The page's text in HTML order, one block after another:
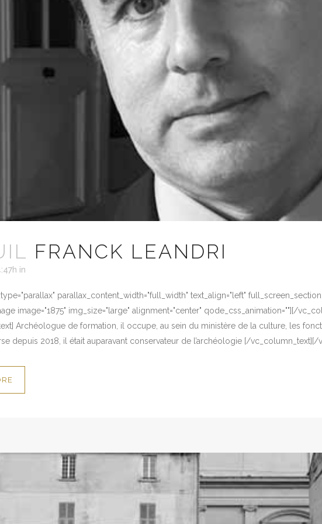
FRANCK LEANDRI
in
parallax_content_width="full_width" text_align="left"
image="1875" img_size="large" alignment="center" qode_css_animation=""][/
Archéologue de formation, il occupe, au sein du ministère de la culture, les
depuis 2018, il était auparavant conservateur de l’archéologie [/vc_column_text][/